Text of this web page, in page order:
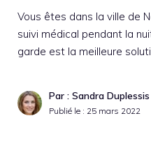
Vous êtes dans la ville de
suivi médical pendant la
garde est la meilleure
Par : Sandra Duplessis
Publié le : 25 mars 2022